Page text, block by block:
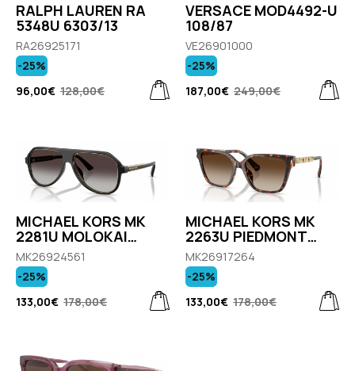
RALPH LAUREN RA
5348U 6303/13
RA26925171
96,00€ 128,00€
-25%
VERSACE MOD4492-U
108/87
VE26901000
187,00€ 249,00€
-25%
MICHAEL KORS MK
2281U MOLOKAI
30058G
MK26924561
133,00€ 178,00€
-25%
MICHAEL KORS MK
2263U PIEDMONT
300613
MK26917264
133,00€ 178,00€
-25%